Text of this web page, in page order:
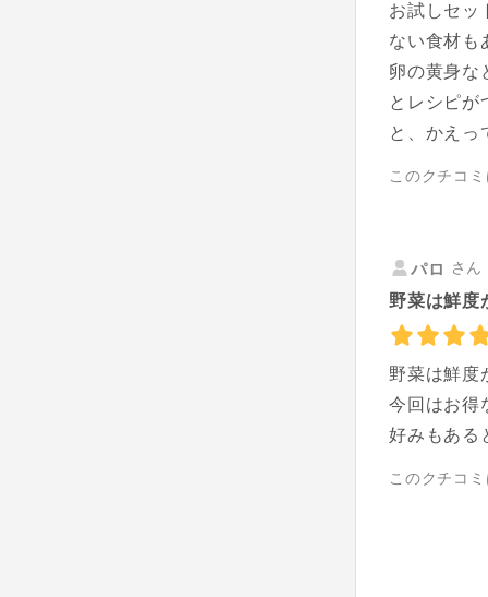
お試しセッ
ない食材も
卵の黄身な
とレシピが
と、かえっ
このクチコ
パロ さ
野菜は鮮
野菜は鮮度
今回はお得
好みもある
このクチコ